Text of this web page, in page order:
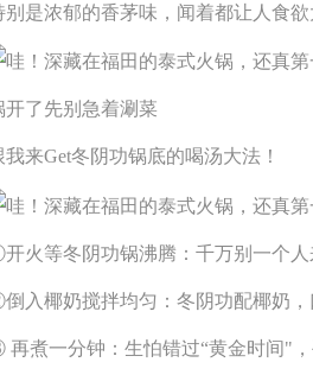
别是浓郁的香茅味，闻着都让人食欲
开了先别急着涮菜
我来Get冬阴功锅底的喝汤大法！
开火等冬阴功锅沸腾： 千万别一个
倒入椰奶搅拌均匀： 冬阴功配椰奶
煮一分钟： 生怕错过“黄金时间"